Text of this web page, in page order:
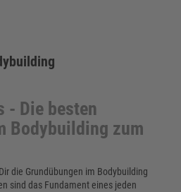
- Die besten
Bodybuilding zum
die Grundübungen im Bodybuilding
sind das Fundament eines jeden